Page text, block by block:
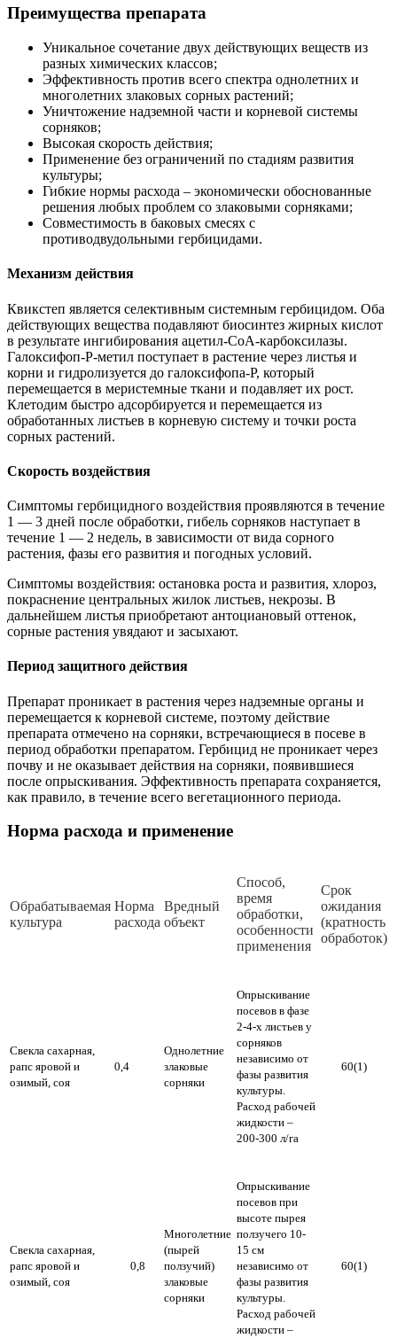
Преимущества препарата
Уникальное сочетание двух действующих веществ из
разных химических классов;
Эффективность против всего спектра однолетних и
многолетних злаковых сорных растений;
Уничтожение надземной части и корневой системы
сорняков;
Высокая скорость действия;
Применение без ограничений по стадиям развития
культуры;
Гибкие нормы расхода – экономически обоснованные
решения любых проблем со злаковыми сорняками;
Совместимость в баковых смесях с
противодвудольными гербицидами.
Механизм действия
Квикстеп является селективным системным гербицидом. Оба
действующих вещества подавляют биосинтез жирных кислот
в результате ингибирования ацетил-СоА-карбоксилазы.
Галоксифоп-Р-метил поступает в растение через листья и
корни и гидролизуется до галоксифопа-Р, который
перемещается в меристемные ткани и подавляет их рост.
Клетодим быстро адсорбируется и перемещается из
обработанных листьев в корневую систему и точки роста
сорных растений.
Скорость воздействия
Симптомы гербицидного воздействия проявляются в течение
1 — 3 дней после обработки, гибель сорняков наступает в
течение 1 — 2 недель, в зависимости от вида сорного
растения, фазы его развития и погодных условий.
Симптомы воздействия: остановка роста и развития, хлороз,
покраснение центральных жилок листьев, некрозы. В
дальнейшем листья приобретают антоциановый оттенок,
сорные растения увядают и засыхают.
Период защитного действия
Препарат проникает в растения через надземные органы и
перемещается к корневой системе, поэтому действие
препарата отмечено на сорняки, встречающиеся в посеве в
период обработки препаратом. Гербицид не проникает через
почву и не оказывает действия на сорняки, появившиеся
после опрыскивания. Эффективность препарата сохраняется,
как правило, в течение всего вегетационного периода.
Норма расхода и применение
Обрабатываемая
культура
Норма
расхода
Вредный
объект
Способ,
время
обработки,
особенности
применения
Срок
ожидания
(кратность
обработок)
Свекла сахарная,
рапс яровой и
озимый, соя
0,4
Однолетние
злаковые
сорняки
Опрыскивание
посевов в фазе
2-4-х листьев у
сорняков
независимо от
фазы развития
культуры.
Расход рабочей
жидкости –
200-300 л/га
60(1)
Свекла сахарная,
рапс яровой и
озимый, соя
0,8
Многолетние
(пырей
ползучий)
злаковые
сорняки
Опрыскивание
посевов при
высоте пырея
ползучего 10-
15 см
независимо от
фазы развития
культуры.
Расход рабочей
жидкости –
60(1)